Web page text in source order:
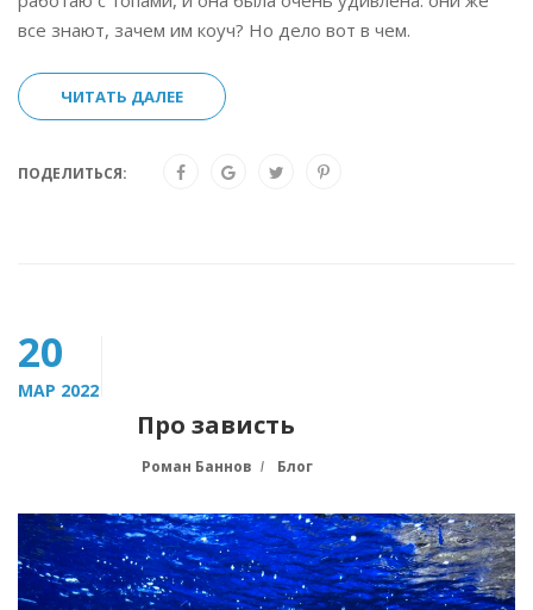
все знают, зачем им коуч? Но дело вот в чем.
ЧИТАТЬ ДАЛЕЕ
ПОДЕЛИТЬСЯ:
20
МАР 2022
Про зависть
Роман Баннов Блог